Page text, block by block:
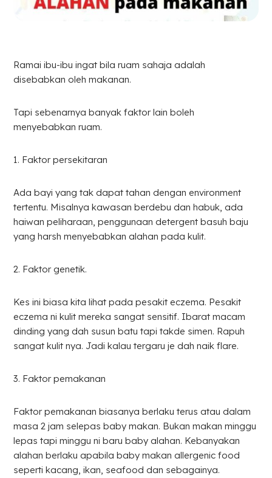
Ramai ibu-ibu ingat bila ruam sahaja adalah
disebabkan oleh makanan.
Tapi sebenarnya banyak faktor lain boleh
menyebabkan ruam.
1. Faktor persekitaran
Ada bayi yang tak dapat tahan dengan environment
tertentu. Misalnya kawasan berdebu dan habuk, ada
haiwan peliharaan, penggunaan detergent basuh baju
yang harsh menyebabkan alahan pada kulit.
2. Faktor genetik.
Kes ini biasa kita lihat pada pesakit eczema. Pesakit
eczema ni kulit mereka sangat sensitif. Ibarat macam
dinding yang dah susun batu tapi takde simen. Rapuh
sangat kulit nya. Jadi kalau tergaru je dah naik flare.
3. Faktor pemakanan
Faktor pemakanan biasanya berlaku terus atau dalam
masa 2 jam selepas baby makan. Bukan makan minggu
lepas tapi minggu ni baru baby alahan. Kebanyakan
alahan berlaku apabila baby makan allergenic food
seperti kacang, ikan, seafood dan sebagainya.